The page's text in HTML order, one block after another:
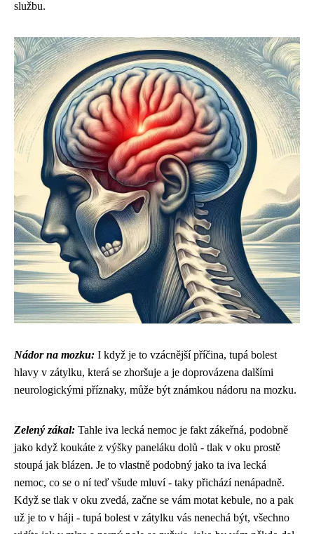
službu.
Nádor na mozku: I když je to vzácnější příčina, tupá bolest
hlavy v zátylku, která se zhoršuje a je doprovázena dalšími
neurologickými příznaky, může být známkou nádoru na mozku.
Zelený zákal: Tahle iva lecká nemoc je fakt zákeřná, podobně
jako když koukáte z výšky paneláku dolů - tlak v oku prostě
stoupá jak blázen. Je to vlastně podobný jako ta iva lecká
nemoc, co se o ní teď všude mluví - taky přichází nenápadně.
Když se tlak v oku zvedá, začne se vám motat kebule, no a pak
už je to v háji - tupá bolest v zátylku vás nenechá být, všechno